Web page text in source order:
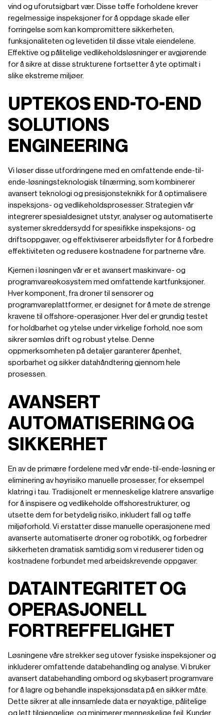
vind og uforutsigbart vær. Disse tøffe forholdene krever
regelmessige inspeksjoner for å oppdage skade eller
forringelse som kan kompromittere sikkerheten,
funksjonaliteten og levetiden til disse vitale eiendelene.
Effektive og pålitelige vedlikeholdsløsninger er avgjørende
for å sikre at disse strukturene fortsetter å yte optimalt i
slike ekstreme miljøer.
UPTEKOS END-TO-END
SOLUTIONS
ENGINEERING
Vi løser disse utfordringene med en omfattende ende-til-
ende-løsningsteknologisk tilnærming, som kombinerer
avansert teknologi og presisjonsteknikk for å optimalisere
inspeksjons- og vedlikeholdsprosesser. Strategien vår
integrerer spesialdesignet utstyr, analyser og automatiserte
systemer skreddersydd for spesifikke inspeksjons- og
driftsoppgaver, og effektiviserer arbeidsflyter for å forbedre
effektiviteten og redusere kostnadene for partnerne våre.
Kjernen i løsningen vår er et avansert maskinvare- og
programvareøkosystem med omfattende kartfunksjoner.
Hver komponent, fra droner til sensorer og
programvareplattformer, er designet for å møte de strenge
kravene til offshore-operasjoner. Hver del er grundig testet
for holdbarhet og ytelse under virkelige forhold, noe som
sikrer sømløs drift og robust ytelse. Denne
oppmerksomheten på detaljer garanterer åpenhet,
sporbarhet og sikker datahåndtering gjennom hele
prosessen.
AVANSERT
AUTOMATISERING OG
SIKKERHET
En av de primære fordelene med vår ende-til-ende-løsning er
eliminering av høyrisiko manuelle prosesser, for eksempel
klatring i tau. Tradisjonelt er menneskelige klatrere ansvarlige
for å inspisere og vedlikeholde offshorestrukturer, og
utsette dem for betydelig risiko, inkludert fall og tøffe
miljøforhold. Vi erstatter disse manuelle operasjonene med
avanserte automatiserte droner og robotikk, og forbedrer
sikkerheten dramatisk samtidig som vi reduserer tiden og
kostnadene forbundet med arbeidskrevende oppgaver.
DATAINTEGRITET OG
OPERASJONELL
FORTREFFELIGHET
Løsningene våre strekker seg utover fysiske inspeksjoner og
inkluderer omfattende databehandling og analyse. Vi bruker
avansert databehandling ombord og skybasert programvare
for å lagre og behandle inspeksjonsdata på en sikker måte.
Dette sikrer at alle innsamlede data er nøyaktige, pålitelige
og lett tilgjengelige, og minimerer menneskelige feil. Kunder